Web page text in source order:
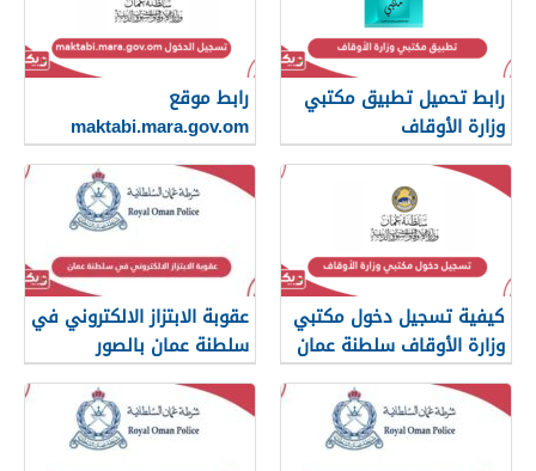
رابط تحميل تطبيق مكتبي
وزارة الأوقاف
رابط موقع
maktabi.mara.gov.om
تسجيل الدخول
كيفية تسجيل دخول مكتبي
وزارة الأوقاف سلطنة عمان
عقوبة الابتزاز الالكتروني في
سلطنة عمان بالصور
والرسائل